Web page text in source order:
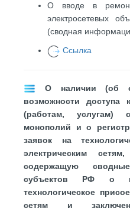
О вводе в
электросетевых
(сводная
Ссылка
О наличии (об
возможности доступа
(работам, услугам)
монополий и о
заявок на
электрическим
содержащую
субъектов РФ о
технологическое
сетям и